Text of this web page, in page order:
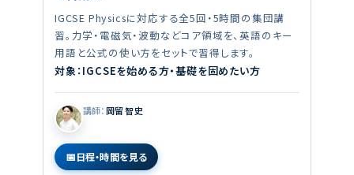
IGCSE Physicsに対応する全5回・5時間の集団講
習。力学・電磁気・波動などコア領域を、英語のキー
用語と公式の使い方をセットで習得します。
対象：IGCSEを始める方・基礎を固めたい方
講師： 岡留 智史
日程・時間を見る